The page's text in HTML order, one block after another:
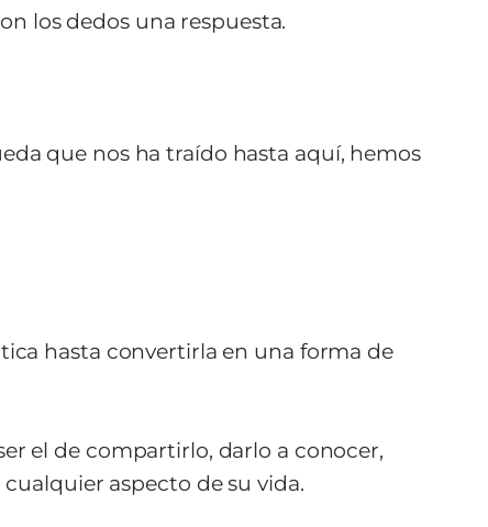
los dedos una respuesta.
que nos ha traído hasta aquí, hemos
hasta convertirla en una forma de
el de compartirlo, darlo a conocer,
aspecto de su vida.